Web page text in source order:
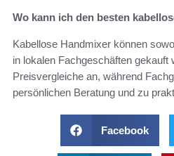
Wo kann ich den besten
Kabellose Handmixer können
in lokalen Fachgeschäften gekauft
Preisvergleiche an, während
persönlichen Beratung und zu
Facebook